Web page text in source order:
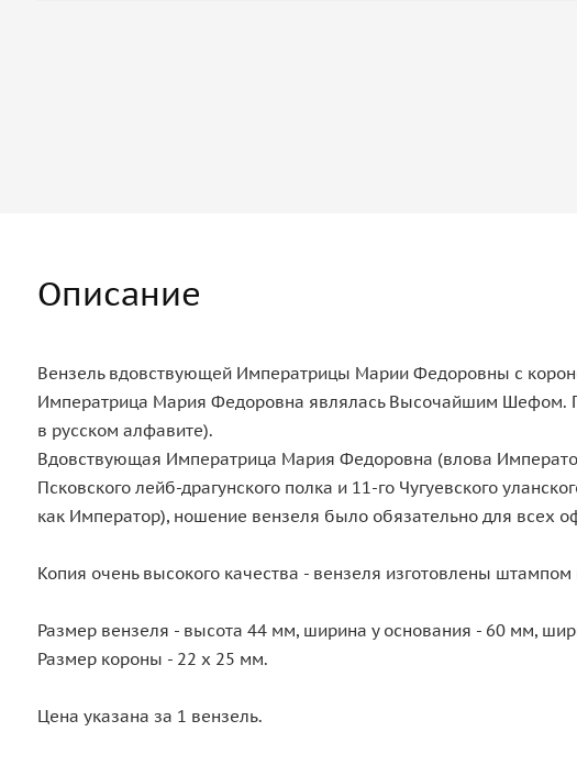
Описание
Вензель вдовствующей Императрицы Марии Федоровны с
Императрица Мария Федоровна являлась Высочайшим Шефом.
в русском алфавите).
Вдовствующая Императрица Мария Федоровна (влова
Псковского лейб-драгунского полка и 11-го Чугуевского
как Император), ношение вензеля было обязательно для всех
Копия очень высокого качества - вензеля изготовлены
Размер вензеля - высота 44 мм, ширина у основания - 60 мм,
Размер короны - 22 х 25 мм.
Цена указана за 1 вензель.